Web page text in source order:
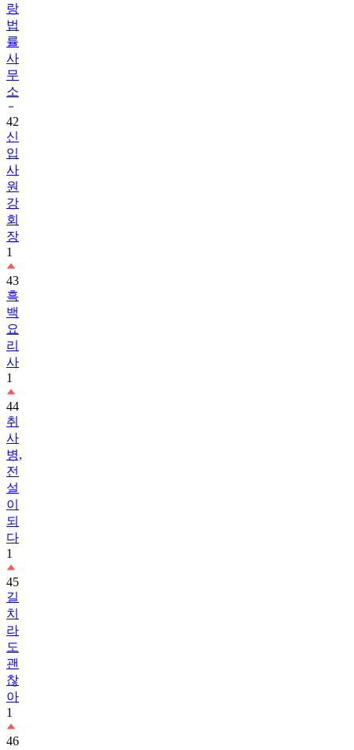
랑
법
률
사
무
소
42
신
입
사
원
강
회
장
1
43
흑
백
요
리
사
1
44
취
사
병,
전
설
이
되
다
1
45
길
치
라
도
괜
찮
아
1
46